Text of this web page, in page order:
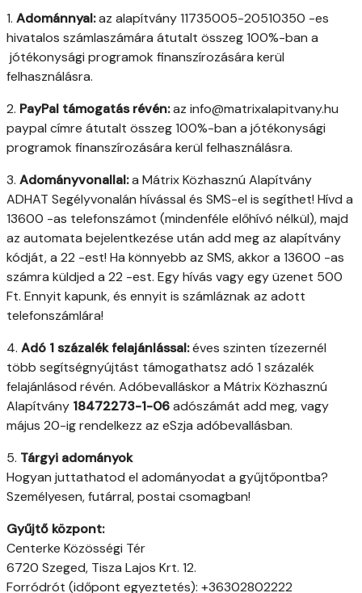
1. Adománnyal:az alapítvány 11735005-20510350 -es
hivatalos számlaszámára átutalt összeg 100%-ban a
jótékonysági programok finanszírozására kerül
felhasználásra.
2. PayPal támogatás révén:az info@matrixalapitvany.hu
paypal címre átutalt összeg 100%-ban a jótékonysági
programok finanszírozására kerül felhasználásra.
3. Adományvonallal:a Mátrix Közhasznú Alapítvány
ADHAT Segélyvonalán hívással és SMS-el is segíthet! Hívd a
13600 -as telefonszámot (mindenféle előhívó nélkül), majd
az automata bejelentkezése után add meg az alapítvány
kódját, a 22 -est! Ha könnyebb az SMS, akkor a 13600 -as
számra küldjed a 22 -est. Egy hívás vagy egy üzenet 500
Ft. Ennyit kapunk, és ennyit is számláznak az adott
telefonszámlára!
4. Adó 1 százalék felajánlással:éves szinten tízezernél
több segítségnyújtást támogathatsz adó 1 százalék
felajánlásod révén. Adóbevalláskor a Mátrix Közhasznú
Alapítvány 18472273-1-06adószámát add meg, vagy
május 20-ig rendelkezz az eSzja adóbevallásban.
5. Tárgyi adományok
Hogyan juttathatod el adományodat a gyűjtőpontba?
Személyesen, futárral, postai csomagban!
Gyűjtő központ:
Centerke Közösségi Tér
6720 Szeged, Tisza Lajos Krt. 12.
Forródrót (időpont egyeztetés): +36302802222